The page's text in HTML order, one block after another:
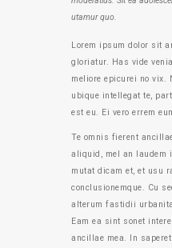
utamur quo.
Lorem ipsum dolor sit
gloriatur. Has vide
meliore epicurei no vix.
ubique intellegat te,
est eu. Ei vero errem
Te omnis fierent
aliquid, mel an laudem
mutat dicam et, et usu
conclusionemque. Cu
alterum fastidii
Eam ea sint sonet
ancillae mea. In